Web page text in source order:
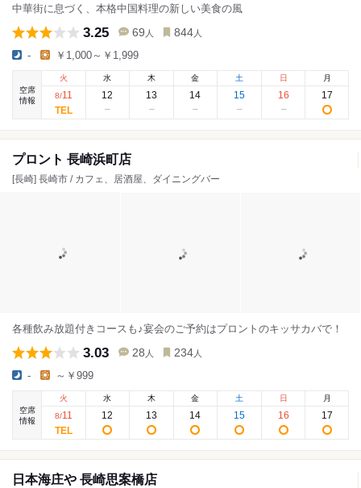
中華街に息づく、本格中国料理の新しい美食の風
3.25 69 人 844 人
- ￥1,000～￥1,999
空席
情報
火
8/11
水
12
木
13
金
14
土
15
日
16
月
17
プロント 長崎浜町店
[長崎] 長崎市 / カフェ、居酒屋、ダイニングバー
各種飲み放題付きコースも♪宴会のご予約はプロントのキッサカバで！
3.03 28 人 234 人
- ～￥999
空席
情報
火
8/11
水
12
木
13
金
14
土
15
日
16
月
17
日本海庄や 長崎思案橋店